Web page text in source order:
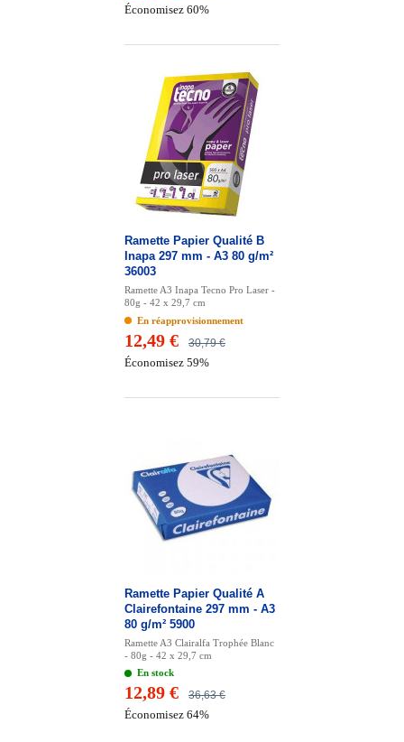
Économisez 60%
Ramette Papier Qualité B
Inapa 297 mm - A3 80 g/m²
36003
Ramette A3 Inapa Tecno Pro Laser -
80g - 42 x 29,7 cm
En réapprovisionnement
30,79 €
12,49 €
Économisez 59%
Ramette Papier Qualité A
Clairefontaine 297 mm - A3
80 g/m² 5900
Ramette A3 Clairalfa Trophée Blanc
- 80g - 42 x 29,7 cm
En stock
36,63 €
12,89 €
Économisez 64%